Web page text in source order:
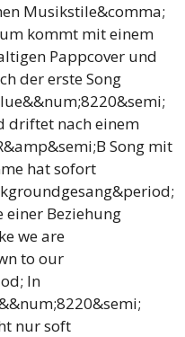
Musikstile&comma;
kommt mit einem
Pappcover und
der erste Song
driftet nach einem
Song mit
hat sofort
einer Beziehung
we are
to our
In
nur soft